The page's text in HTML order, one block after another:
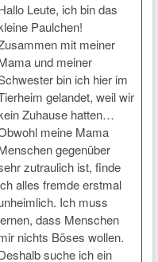
Leute, ich bin das
Paulchen!
mit meiner
und meiner
bin ich hier im
gelandet, weil wir
Zuhause hatten…
meine Mama
gegenüber
zutraulich ist, finde
alles fremde erstmal
Ich muss
dass Menschen
nichts Böses wollen.
suche ich ein